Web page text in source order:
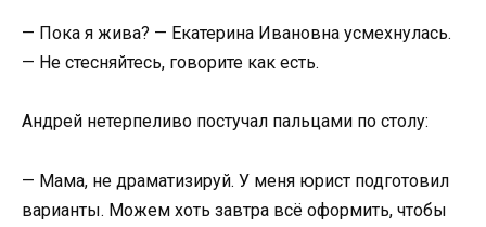
— Пока я жива? — Екатерина Ивановна усмехнулась.
— Не стесняйтесь, говорите как есть.
Андрей нетерпеливо постучал пальцами по столу:
— Мама, не драматизируй. У меня юрист подготовил
варианты. Можем хоть завтра всё оформить, чтобы